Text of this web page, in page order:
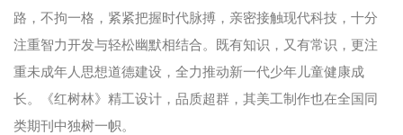
路，不拘一格，紧紧把握时代脉搏，亲密接触现代科技，十分
注重智力开发与轻松幽默相结合。既有知识，又有常识，更注
重未成年人思想道德建设，全力推动新一代少年儿童健康成
长。《红树林》精工设计，品质超群，其美工制作也在全国同
类期刊中独树一帜。